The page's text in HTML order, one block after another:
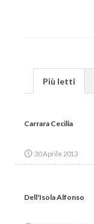
Più letti
Carrara Cecilia
30 Aprile 2013
Dell'Isola Alfonso